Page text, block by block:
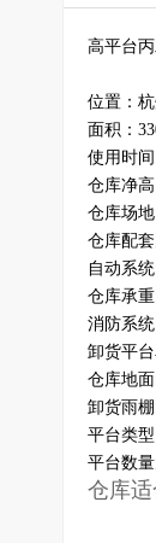
高平台
位置：
面积：
使用时
仓库净
仓库场
仓库配
自动系
仓库承
消防系
卸货平
仓库地
卸货雨
平台类
平台数
仓库